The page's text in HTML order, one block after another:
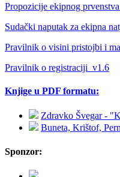
Propozicije ekipnog
Sudački naputak za ekipna
Pravilnik o visini pristojbi i
Pravilnik o registraciji_v1.6
Knjige u PDF formatu:
Zdravko Švegar -
Buneta, Krištof,
Sponzor: